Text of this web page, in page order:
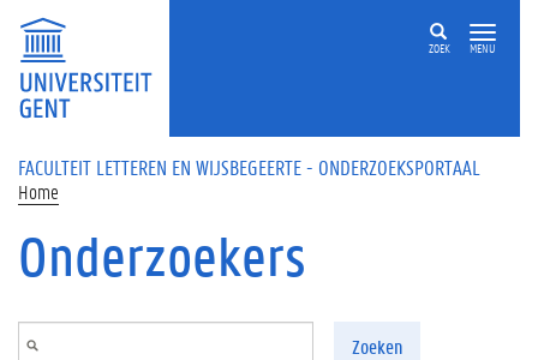
Overslaan en naar de inhoud gaan
ZOEK MENU
FACULTEIT LETTEREN EN WIJSBEGEERTE - ONDERZOEKSPORTAAL
Home
Onderzoekers
Zoeken